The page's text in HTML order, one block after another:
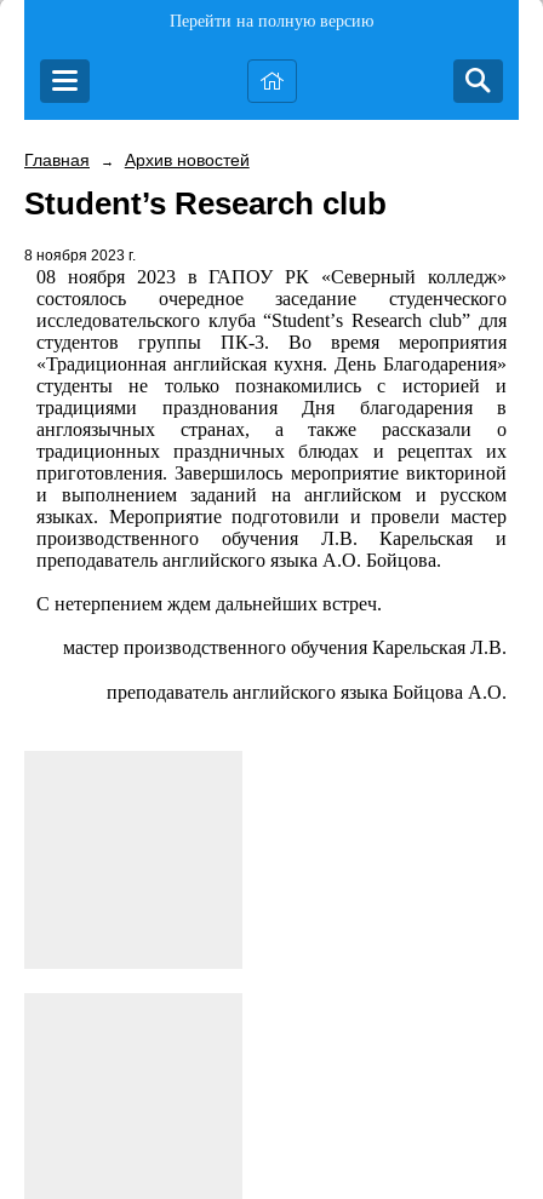
Перейти на полную версию
Главная → Архив новостей
Student’s Research club
8 ноября 2023 г.
08 ноября 2023 в ГАПОУ РК «Северный колледж»
состоялось очередное заседание студенческого
исследовательского клуба “Student’s Research club” для
студентов группы ПК-3. Во время мероприятия
«Традиционная английская кухня. День Благодарения»
студенты не только познакомились с историей и
традициями празднования Дня благодарения в
англоязычных странах, а также рассказали о
традиционных праздничных блюдах и рецептах их
приготовления. Завершилось мероприятие викториной
и выполнением заданий на английском и русском
языках. Мероприятие подготовили и провели мастер
производственного обучения Л.В. Карельская и
преподаватель английского языка А.О. Бойцова.
С нетерпением ждем дальнейших встреч.
мастер производственного обучения Карельская Л.В.
преподаватель английского языка Бойцова А.О.